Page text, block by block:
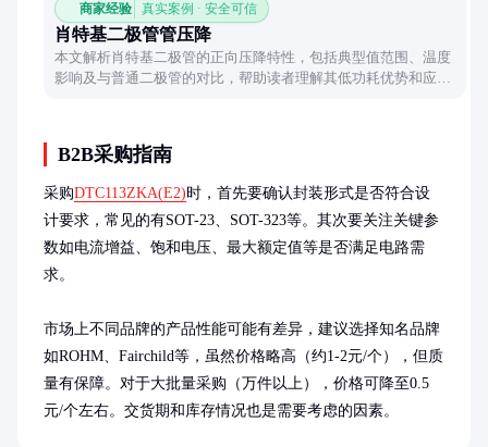
商家经验 真实案例 · 安全可信
肖特基二极管管压降
本文解析肖特基二极管的正向压降特性，包括典型值范围、温度
影响及与普通二极管的对比，帮助读者理解其低功耗优势和应用
B2B采购指南
采购DTC113ZKA(E2)时，首先要确认封装形式是否符合设
计要求，常见的有SOT-23、SOT-323等。其次要关注关键参
数如电流增益、饱和电压、最大额定值等是否满足电路需
求。
市场上不同品牌的产品性能可能有差异，建议选择知名品牌
如ROHM、Fairchild等，虽然价格略高（约1-2元/个），但质
量有保障。对于大批量采购（万件以上），价格可降至0.5
元/个左右。交货期和库存情况也是需要考虑的因素。